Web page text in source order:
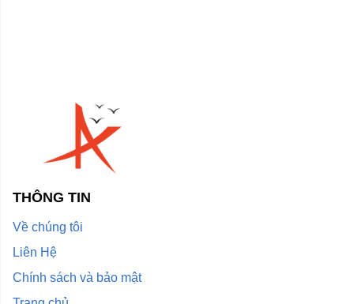
THÔNG TIN
Về chúng tôi
Liên Hệ
Chính sách và bảo mật